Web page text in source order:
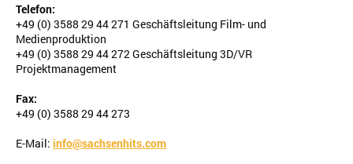
Telefon:
+49 (0) 3588 29 44 271 Geschäftsleitung Film- und
Medienproduktion
+49 (0) 3588 29 44 272 Geschäftsleitung 3D/VR
Projektmanagement
Fax:
+49 (0) 3588 29 44 273
E-Mail: info@sachsenhits.com